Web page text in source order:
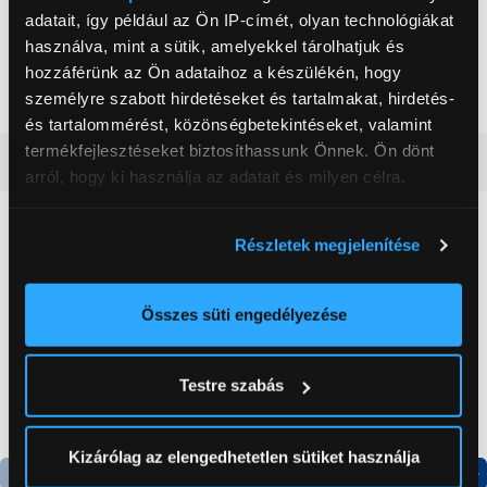
adatait, így például az Ön IP-címét, olyan technológiákat
használva, mint a sütik, amelyekkel tárolhatjuk és
hozzáférünk az Ön adataihoz a készülékén, hogy
személyre szabott hirdetéseket és tartalmakat, hirdetés-
és tartalommérést, közönségbetekintéseket, valamint
termékfejlesztéseket biztosíthassunk Önnek. Ön dönt
arról, hogy ki használja az adatait és milyen célra.
elhelyezkedéséről pár méteres pontossággal
Az Ön készülékén beazonosítása annak konkrét
módjairól és adja meg preferenciáit aRészletek
pontban. Bármikor módosíthatja vagy visszavonhatja a
Sütinyilatkozathoz való hozzájárulását.
Részletek megjelenítése
Összes süti engedélyezése
Testre szabás
Kizárólag az elengedhetetlen sütiket használja
Igen
Arcfelismerő
Igen
Hálózati kapcsolatok
5G
Súly
164 g
Tovább olvasom
Részletes ismertető
Neked ajánljuk